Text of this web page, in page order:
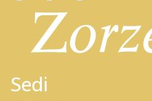
Sedi